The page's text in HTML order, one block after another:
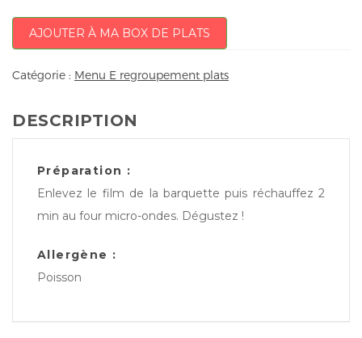
AJOUTER À MA BOX DE PLATS
Catégorie : Menu E regroupement plats
DESCRIPTION
Préparation :
Enlevez le film de la barquette puis réchauffez 2
min au four micro-ondes. Dégustez !
Allergène :
Poisson